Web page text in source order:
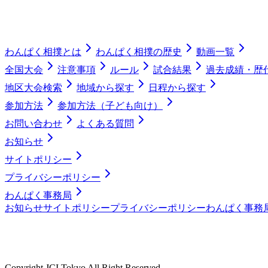
わんぱく相撲とは わんぱく相撲の歴史
動画一覧
全国大会
注意事項 ルール 試合結果
過去成績・歴
地区大会検索
地域から探す
日程から探す
参加方法
参加方法（子ども向け）
お問い合わせ
よくある質問
お知らせ
サイトポリシー
プライバシーポリシー
わんぱく事務局
お知らせサイトポリシープライバシーポリシーわんぱく事務